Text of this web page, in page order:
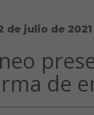
de julio de 2021
de